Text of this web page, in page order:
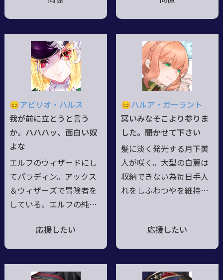
ート。五見すると無骨な
戦闘狂サーベル。●別人
現状を境界なく共有する
ので頭の中は常に楽しく
騒々しい。単純明快であ
り複雑怪奇。踏み込んだ
と思っても次の瞬間スル
リと躱されて捉え所が無
い。●加えて不意打ち、
騙し討ちが好き。理解さ
だ！ 受けた恩は返すの
が信条だがその人間が誰
らば猟兵として無差別恩
返ししてやろうかと、
な！ と言う訳で宜し
く。俺は人間以外も好き
だぞ？ 歳？あー、じゃ
あ18歳で！ 【実
年齢】 不詳（長生き）
人の残したリボンをつけ
ている。
😊アビリオ・ハルス
我が前に立とうと言う
か。ハハハッ、面白い奴
よな
エルフのウィザードにし
てパラディン。アックス
＆ウィザーズで冒険者を
している。エルフの純血
坊として生まれた。血が
た目で成長が止まってし
応援したい
😊ハルア・ガーラント
冥いみなそこより参りま
した。――聞かせて下さい
髪に淡く発光する月下美
人が咲く。大型の白翼は
収納できない為毎日手入
れをしふわつやを維持。
い然とする。◆家庭を持
囲の蔑む視線や態度の理
応援したい